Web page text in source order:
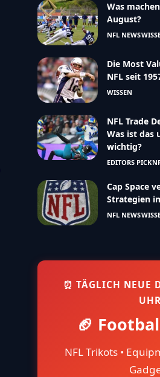
Was
August?
NFL NEWS
Die Most
NFL seit
WISSEN
NFL Trade
Was ist das
wichtig?
EDITORS PICK
Cap Space
Strategien
NFL NEWS
⏰ TÄGLICH NEUE
UHR
🏈
NFL Trikots •